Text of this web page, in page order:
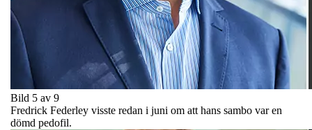
Bild 5 av 9
Fredrick Federley visste redan i juni om att hans sambo var en
dömd pedofil.